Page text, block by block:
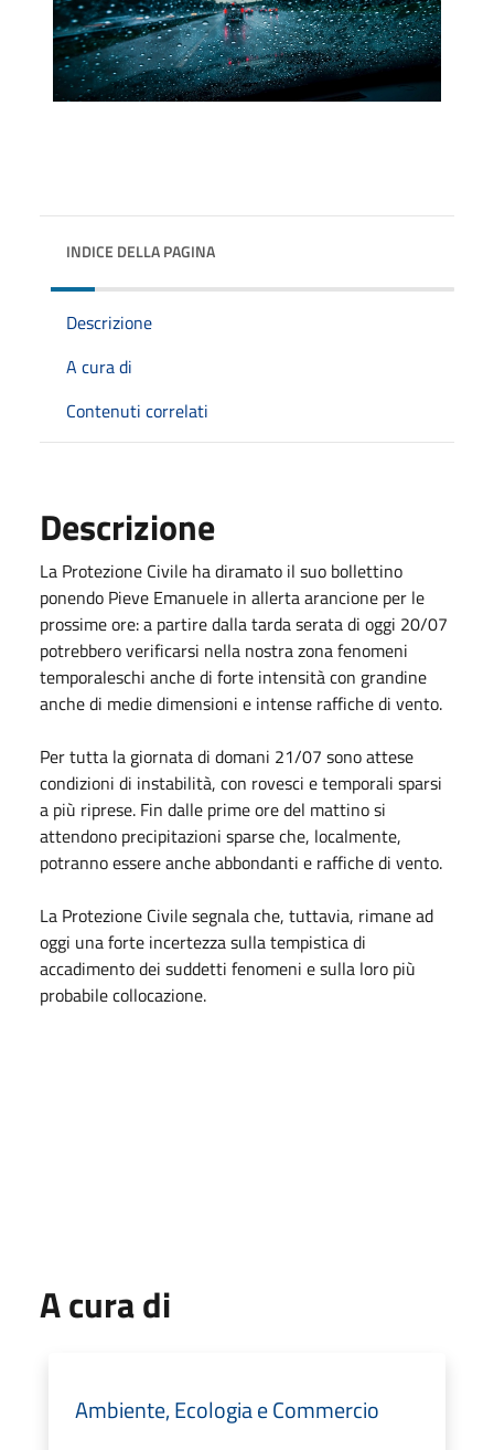
INDICE DELLA PAGINA
Descrizione
A cura di
Contenuti correlati
Descrizione
La Protezione Civile ha diramato il suo bollettino
ponendo Pieve Emanuele in allerta arancione per le
prossime ore: a partire dalla tarda serata di oggi 20/07
potrebbero verificarsi nella nostra zona fenomeni
temporaleschi anche di forte intensità con grandine
anche di medie dimensioni e intense raffiche di vento.
Per tutta la giornata di domani 21/07 sono attese
condizioni di instabilità, con rovesci e temporali sparsi
a più riprese. Fin dalle prime ore del mattino si
attendono precipitazioni sparse che, localmente,
potranno essere anche abbondanti e raffiche di vento.
La Protezione Civile segnala che, tuttavia, rimane ad
oggi una forte incertezza sulla tempistica di
accadimento dei suddetti fenomeni e sulla loro più
probabile collocazione.
A cura di
Ambiente, Ecologia e Commercio